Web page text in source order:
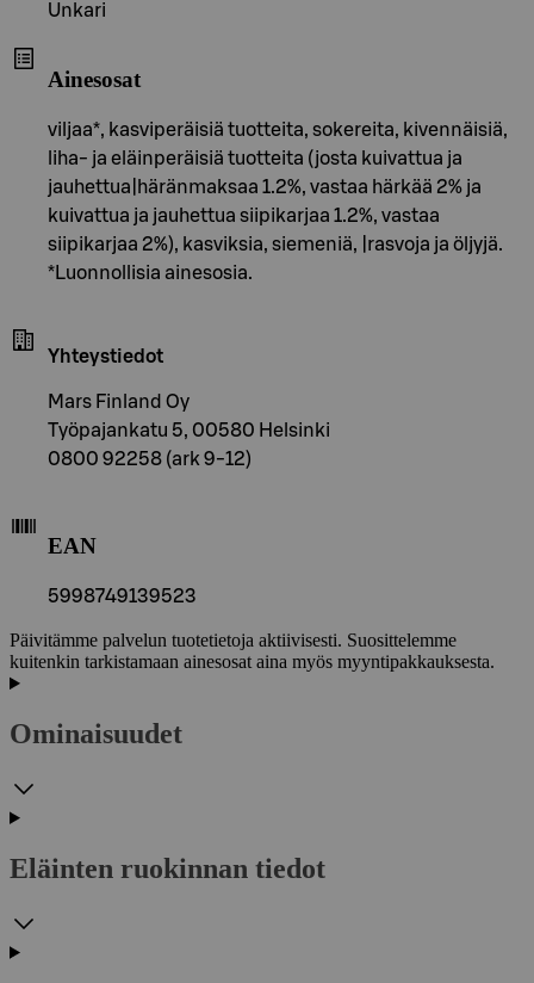
Unkari
Ainesosat
viljaa*, kasviperäisiä tuotteita, sokereita, kivennäisiä,
liha- ja eläinperäisiä tuotteita (josta kuivattua ja
jauhettua|häränmaksaa 1.2%, vastaa härkää 2% ja
kuivattua ja jauhettua siipikarjaa 1.2%, vastaa
siipikarjaa 2%), kasviksia, siemeniä, |rasvoja ja öljyjä.
*Luonnollisia ainesosia.
Yhteystiedot
Mars Finland Oy
Työpajankatu 5, 00580 Helsinki
0800 92258 (ark 9-12)
EAN
5998749139523
Päivitämme palvelun tuotetietoja aktiivisesti. Suosittelemme
kuitenkin tarkistamaan ainesosat aina myös myyntipakkauksesta.
Ominaisuudet
Eläinten ruokinnan tiedot